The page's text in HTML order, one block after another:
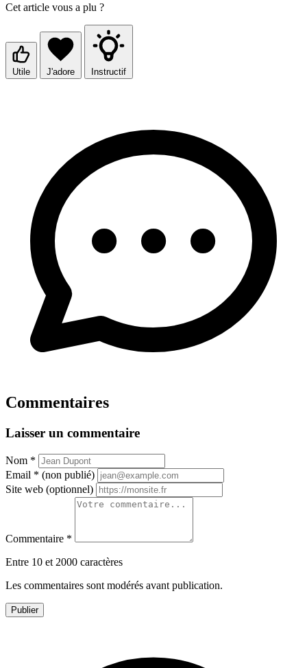
Cet article vous a plu ?
Utile J'adore Instructif
Commentaires
Laisser un commentaire
Nom *
Email * (non publié)
Site web (optionnel)
Commentaire *
Entre 10 et 2000 caractères
Les commentaires sont modérés avant publication.
Publier